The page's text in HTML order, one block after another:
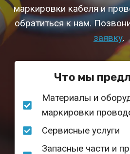
маркировки кабеля и
обратиться к нам.
заявку.
Что мы
Материалы и
маркировки
Сервисные услуги
Запасные части и